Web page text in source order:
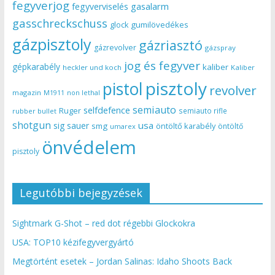
fegyverjog fegyverviselés gasalarm
gasschreckschuss glock gumilövedékes
gázpisztoly gázrevolver gázriasztó gázspray
gépkarabély heckler und koch jog és fegyver kaliber Kaliber
magazin M1911 non lethal pistol pisztoly revolver
rubber bullet Ruger selfdefence semiauto semiauto rifle
shotgun sig sauer smg umarex usa öntöltő karabély öntöltő
pisztoly önvédelem
Legutóbbi bejegyzések
Sightmark G-Shot – red dot régebbi Glockokra
USA: TOP10 kézifegyvergyártó
Megtörtént esetek – Jordan Salinas: Idaho Shoots Back